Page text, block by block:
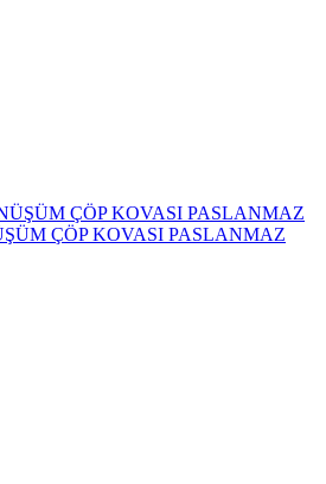
ÇÖP KOVASI PASLANMAZ